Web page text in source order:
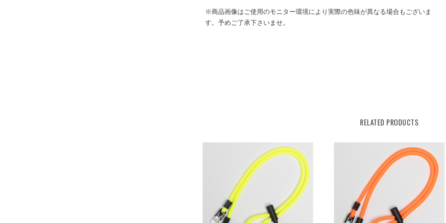
※商品画像はご使用のモニター環境により実際の色味が異なる場合もございま
す。予めご了承下さいませ。
RELATED PRODUCTS